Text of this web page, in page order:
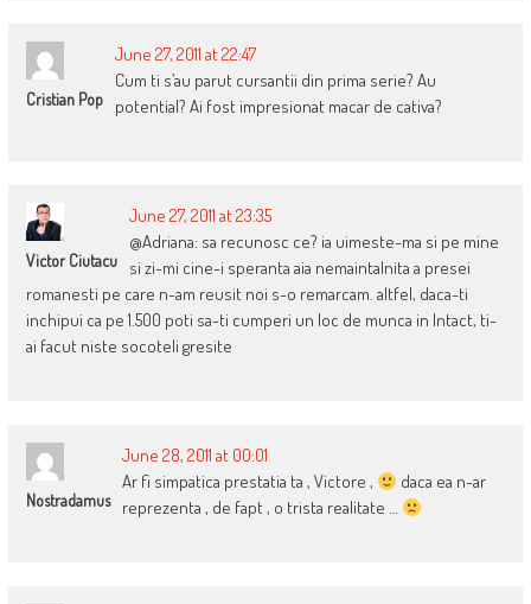
Cristian Pop
June 27, 2011 at 22:47
Cum ti s’au parut cursantii din prima serie? Au
potential? Ai fost impresionat macar de cativa?
Victor Ciutacu
June 27, 2011 at 23:35
@Adriana: sa recunosc ce? ia uimeste-ma si pe mine
si zi-mi cine-i speranta aia nemaintalnita a presei
romanesti pe care n-am reusit noi s-o remarcam. altfel, daca-ti
inchipui ca pe 1.500 poti sa-ti cumperi un loc de munca in Intact, ti-
ai facut niste socoteli gresite
Nostradamus
June 28, 2011 at 00:01
Ar fi simpatica prestatia ta , Victore ,
daca ea n-ar
reprezenta , de fapt , o trista realitate …